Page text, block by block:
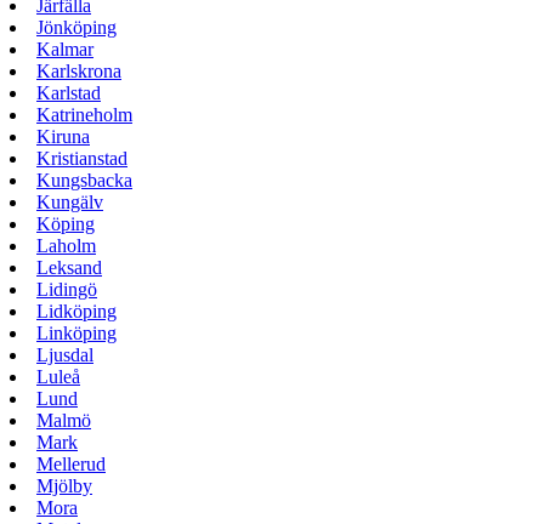
Järfälla
Jönköping
Kalmar
Karlskrona
Karlstad
Katrineholm
Kiruna
Kristianstad
Kungsbacka
Kungälv
Köping
Laholm
Leksand
Lidingö
Lidköping
Linköping
Ljusdal
Luleå
Lund
Malmö
Mark
Mellerud
Mjölby
Mora